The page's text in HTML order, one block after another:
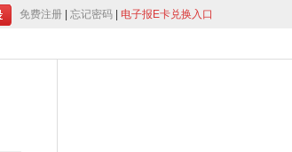
免费注册 忘记密码 电子报E卡兑换入口